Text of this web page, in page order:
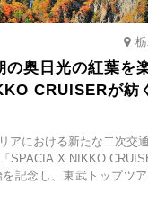
の奥日光の紅葉を
CRUISERが紡
アにおける新たな二次交
SPACIA X NIKKO
記念し、東武トップツ